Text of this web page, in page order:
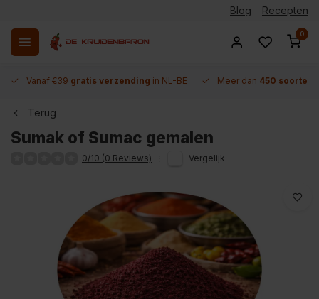
Blog Recepten
0
Vanaf €39 gratis verzending in NL-BE Meer dan 450 soorten
Terug
Sumak of Sumac gemalen
0/10 (0 Reviews) Vergelijk